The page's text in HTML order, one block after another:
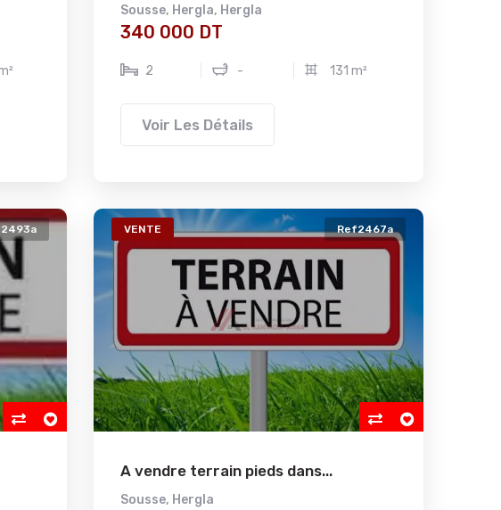
Sousse, Hergla, Hergla
340 000 DT
2 - 131 m²
Voir Les Détails
VENTE Ref2467a
A vendre terrain pieds dans...
Sousse, Hergla